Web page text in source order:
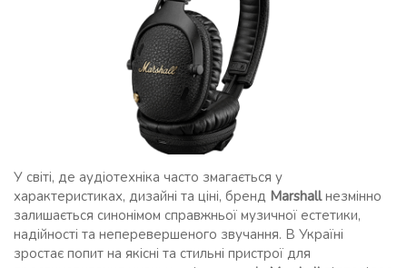
У світі, де аудіотехніка часто змагається у
характеристиках, дизайні та ціні, бренд Marshallнезмінно
залишається синонімом справжньої музичної естетики,
надійності та неперевершеного звучання. В Україні
зростає попит на якісні та стильні пристрої для